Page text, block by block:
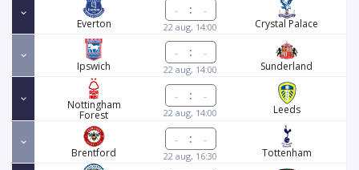
Everton
:
22 aug, 14:00 Crystal Palace
Ipswich
:
22 aug, 14:00 Sunderland
Nottingham
Forest
:
22 aug, 14:00 Leeds
Brentford
:
22 aug, 16:30 Tottenham